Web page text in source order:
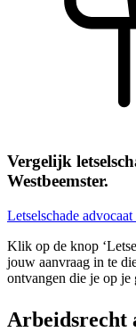
Vergelijk
Westbeemster.
Letselschade
Klik op de knop
jouw aanvraag in te
ontvangen die je op
Arbeidsrecht